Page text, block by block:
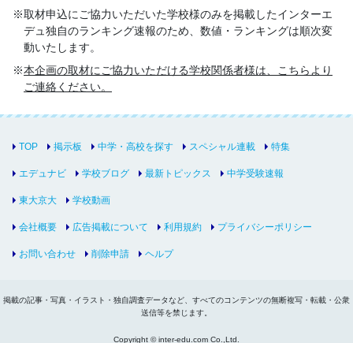
取材申込にご協力いただいた学校様のみを掲載したインターエ
デュ独自のランキング速報のため、数値・ランキングは順次変
動いたします。
本企画の取材にご協力いただける学校関係者様は、こちらより
ご連絡ください。
TOP 掲示板 中学・高校を探す スペシャル連載 特集
エデュナビ 学校ブログ 最新トピックス 中学受験速報
東大京大 学校動画
会社概要 広告掲載について 利用規約 プライバシーポリシー
お問い合わせ 削除申請 ヘルプ
掲載の記事・写真・イラスト・独自調査データなど、すべてのコンテンツの無断複写・転載・公衆
送信等を禁じます。
Copyright © inter-edu.com Co.,Ltd.